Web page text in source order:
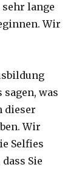
lange
Wir
was
dieser
Wir
Selfies
Sie